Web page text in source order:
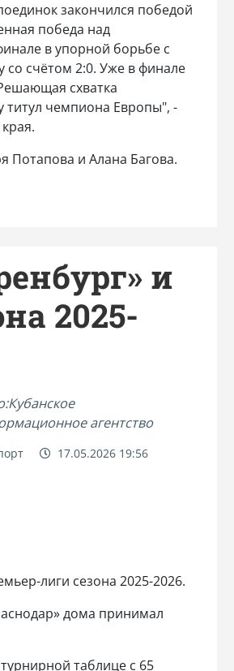
закончился победой
победа над
в упорной борьбе с
счётом 2:0. Уже в финале
схватка
титул чемпиона Европы", -
Потапова и Алана Багова.
и
2025-
агентство
17.05.2026 19:56
лиги сезона 2025-2026.
дома принимал
таблице с 65